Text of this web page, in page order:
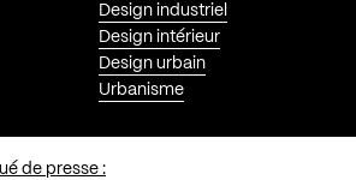
Design industriel
Design intérieur
Design urbain
Urbanisme
de presse :